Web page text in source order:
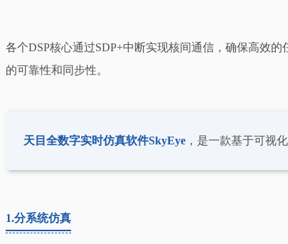
各个DSP核心通过SDP+中断实现核间通信，确保高效
的可靠性和同步性。
天目全数字实时仿真软件SkyEye ，是一款基于可视
1.分系统仿真